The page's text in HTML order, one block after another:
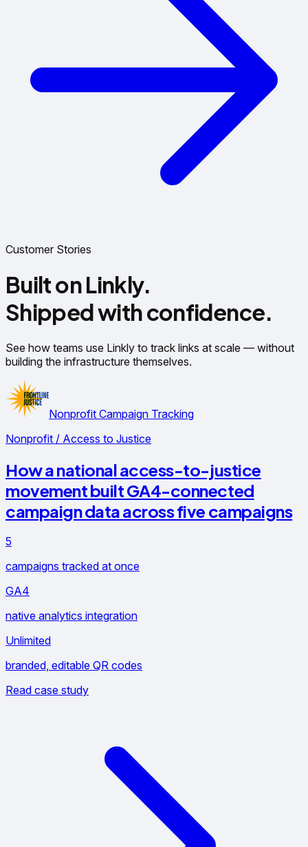
Customer Stories
Built on Linkly.
Shipped with confidence.
See how teams use Linkly to track links at scale — without
building the infrastructure themselves.
Nonprofit Campaign Tracking
Nonprofit / Access to Justice
How a national access-to-justice
movement built GA4-connected
campaign data across five campaigns
5
campaigns tracked at once
GA4
native analytics integration
Unlimited
branded, editable QR codes
Read case study